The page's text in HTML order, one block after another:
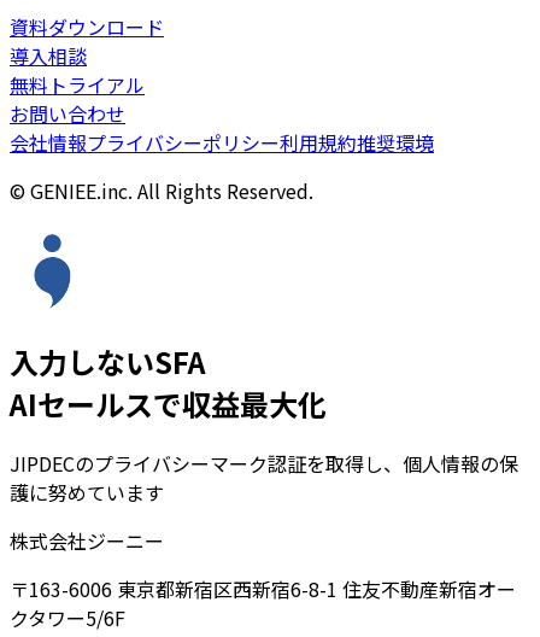
資料ダウンロード
導入相談
無料トライアル
お問い合わせ
会社情報プライバシーポリシー利用規約推奨環境
© GENIEE.inc. All Rights Reserved.
入力しないSFA
AIセールスで収益最大化
JIPDECのプライバシーマーク認証を取得し、個人情報の保
護に努めています
株式会社ジーニー
〒163-6006 東京都新宿区西新宿6-8-1 住友不動産新宿オー
クタワー5/6F